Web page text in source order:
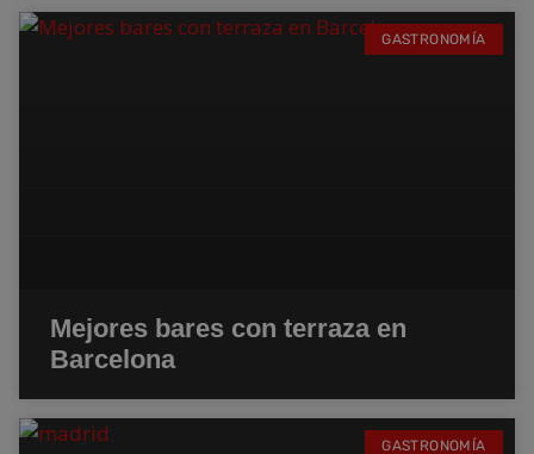
GASTRONOMÍA
Mejores bares con terraza en
Barcelona
GASTRONOMÍA